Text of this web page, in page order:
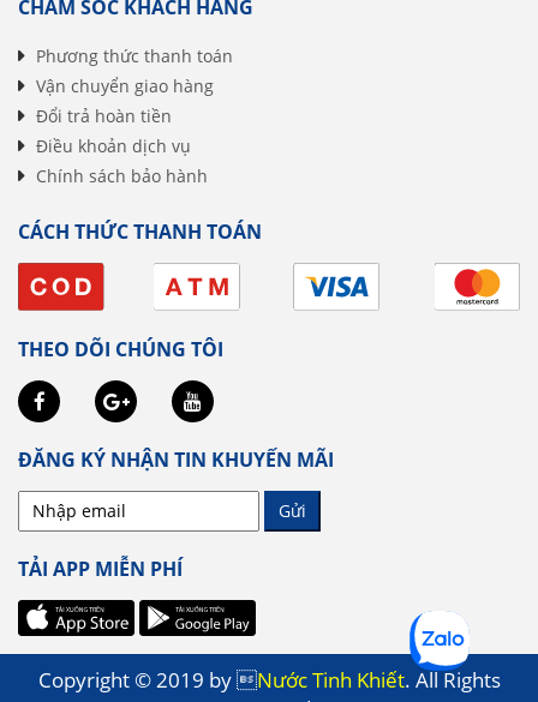
CHĂM SÓC KHÁCH HÀNG
Phương thức thanh toán
Vận chuyển giao hàng
Đổi trả hoàn tiền
Điều khoản dịch vụ
Chính sách bảo hành
CÁCH THỨC THANH TOÁN
THEO DÕI CHÚNG TÔI
ĐĂNG KÝ NHẬN TIN KHUYẾN MÃI
Gửi
TẢI APP MIỄN PHÍ
Copyright © 2019 by Nước Tinh Khiết. All Rights